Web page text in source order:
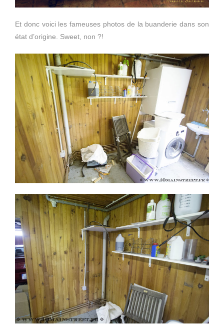
Et donc voici les fameuses photos de la buanderie dans son
état d’origine. Sweet, non ?!